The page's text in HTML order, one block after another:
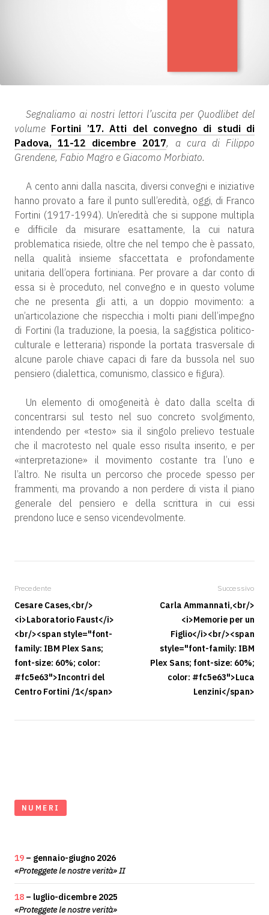
Segnaliamo ai nostri lettori l’uscita per Quodlibet del
volume Fortini ’17. Atti del convegno di studi di
Padova, 11-12 dicembre 2017, a cura di Filippo
Grendene, Fabio Magro e Giacomo Morbiato.
A cento anni dalla nascita, diversi convegni e iniziative
hanno provato a fare il punto sull’eredità, oggi, di Franco
Fortini (1917-1994). Un’eredità che si suppone multipla
e difficile da misurare esattamente, la cui natura
problematica risiede, oltre che nel tempo che è passato,
nella qualità insieme sfaccettata e profondamente
unitaria dell’opera fortiniana. Per provare a dar conto di
essa si è proceduto, nel convegno e in questo volume
che ne presenta gli atti, a un doppio movimento: a
un’articolazione che rispecchia i molti piani dell’impegno
di Fortini (la traduzione, la poesia, la saggistica politico-
culturale e letteraria) risponde la portata trasversale di
alcune parole chiave capaci di fare da bussola nel suo
pensiero (dialettica, comunismo, classico e figura).
Un elemento di omogeneità è dato dalla scelta di
concentrarsi sul testo nel suo concreto svolgimento,
intendendo per «testo» sia il singolo prelievo testuale
che il macrotesto nel quale esso risulta inserito, e per
«interpretazione» il movimento costante tra l’uno e
l’altro. Ne risulta un percorso che procede spesso per
frammenti, ma provando a non perdere di vista il piano
generale del pensiero e della scrittura in cui essi
prendono luce e senso vicendevolmente.
Precedente
Cesare Cases,<br/>
<i>Laboratorio Faust</i>
<br/><span style="font-
family: IBM Plex Sans;
font-size: 60%; color:
#fc5e63">Incontri del
Centro Fortini /1</span>
Successivo
Carla Ammannati,<br/>
<i>Memorie per un
Figlio</i><br/><span
style="font-family: IBM
Plex Sans; font-size: 60%;
color: #fc5e63">Luca
Lenzini</span>
NUMERI
19 – gennaio-giugno 2026
«Proteggete le nostre verità» II
18 – luglio-dicembre 2025
«Proteggete le nostre verità»